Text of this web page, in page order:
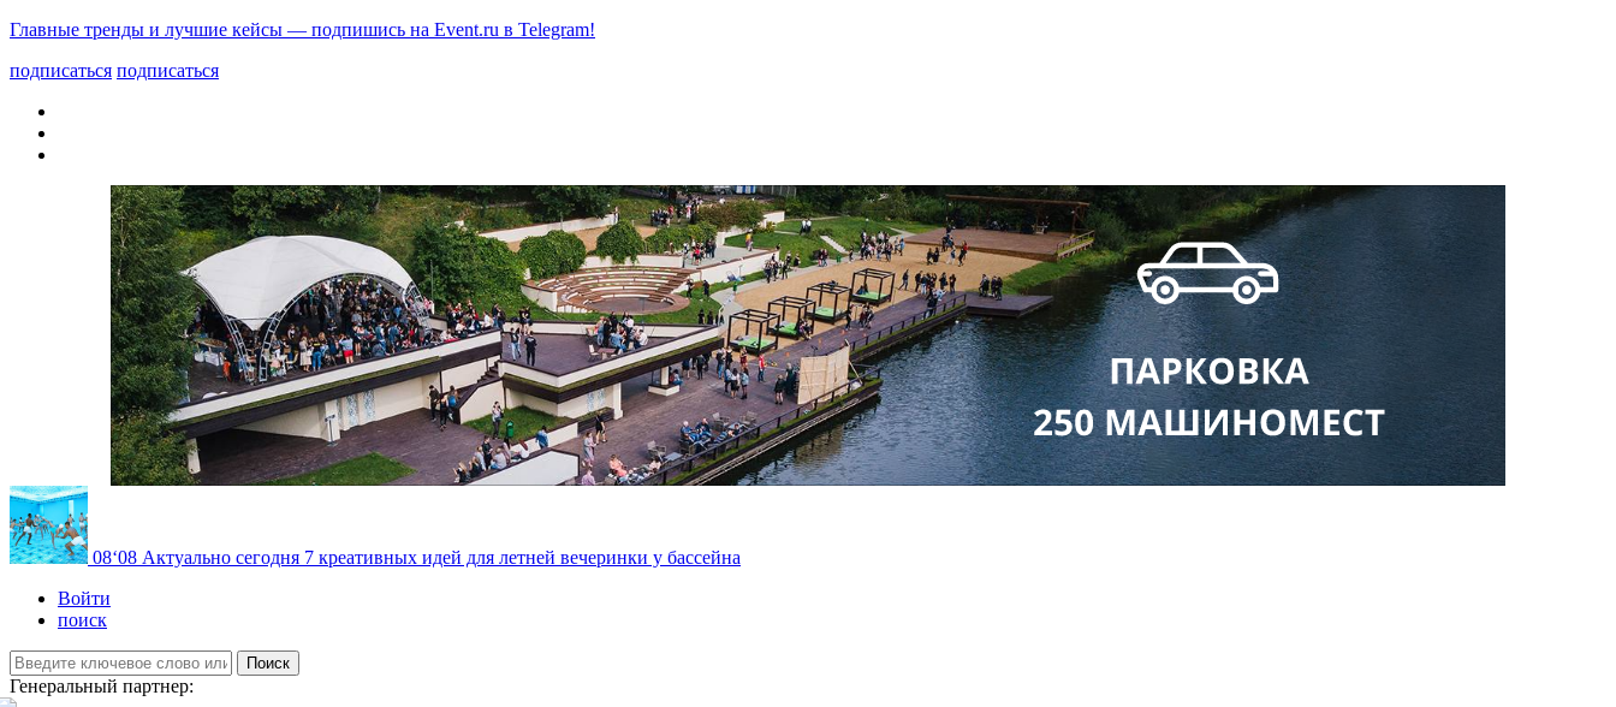
Главные тренды и лучшие кейсы — подпишись на Event.ru в Telegram!
подписаться подписаться
08‘08 Актуально сегодня 7 креативных идей для летней вечеринки у бассейна
Войти
поиск
Поиск
Генеральный партнер: